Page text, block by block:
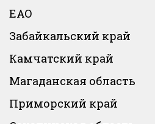
ЕАО
Забайкальский край
Камчатский край
Магаданская область
Приморский край